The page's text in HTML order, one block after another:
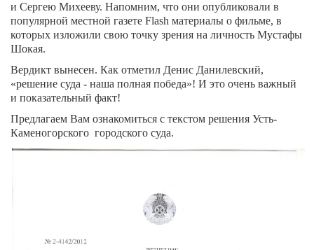
и Сергею Михееву. Напомним, что они опубликовали в
популярной местной газете Flash материалы о фильме, в
которых изложили свою точку зрения на личность Мустафы
Шокая.
Вердикт вынесен. Как отметил Денис Данилевский,
«решение суда - наша полная победа»! И это очень важный
и показательный факт!
Предлагаем Вам ознакомиться с текстом решения Усть-
Каменогорского городского суда.